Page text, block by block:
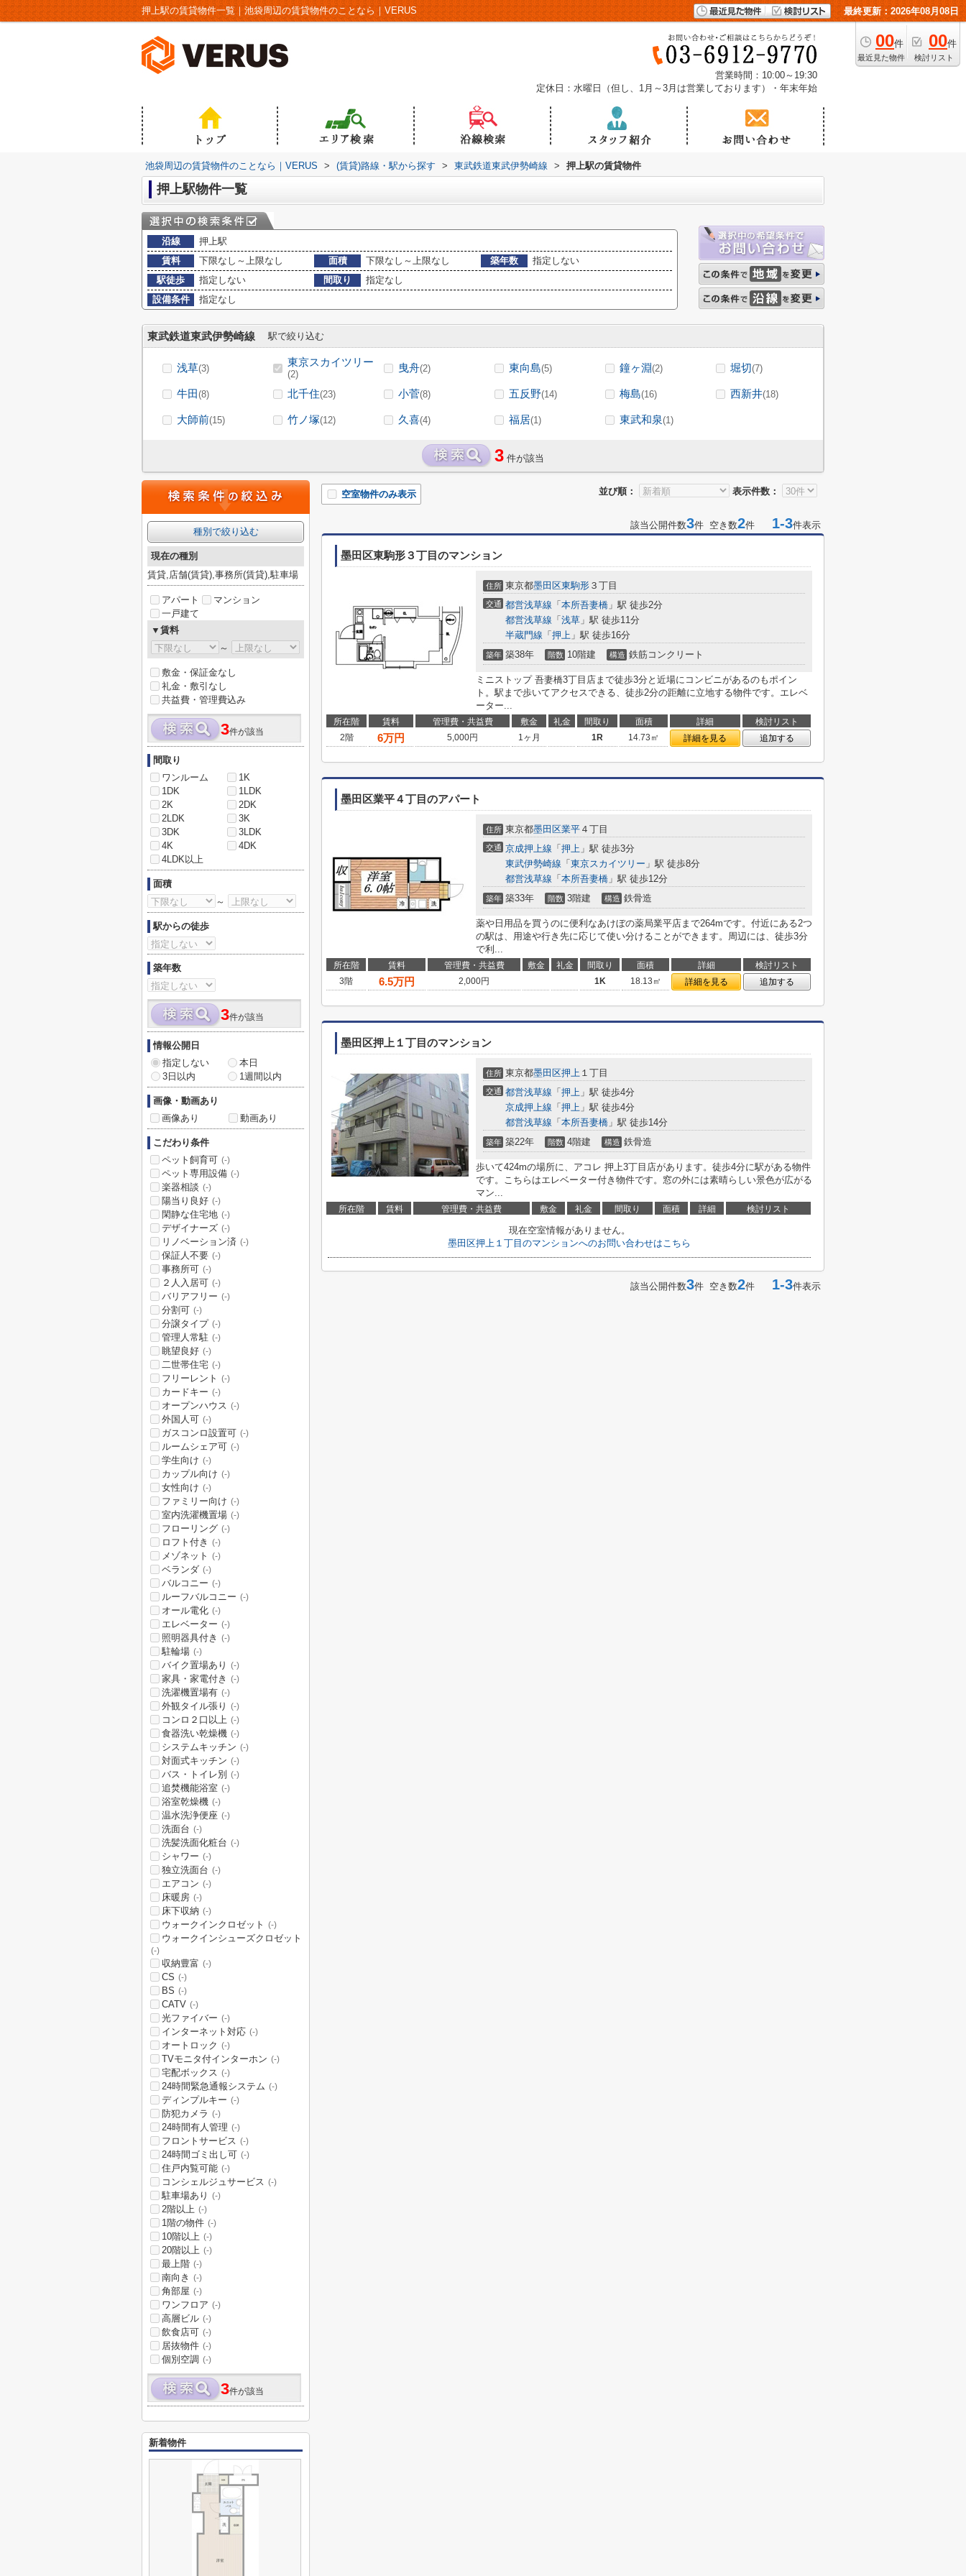
押上駅の賃貸物件一覧｜池袋周辺の賃貸物件のことなら｜VERUS 最終更新：2026年08月08日
00件
最近見た物件
00件
検討リスト
営業時間：10:00～19:30
定休日：水曜日（但し、1月～3月は営業しております）・年末年始
池袋周辺の賃貸物件のことなら｜VERUS > (賃貸)路線・駅から探す > 東武鉄道東武伊勢崎線 > 押上駅の賃貸物件
押上駅物件一覧
沿線
押上駅
賃料
下限なし～上限なし 面積 下限なし～上限なし 築年数
指定しない
駅徒歩
指定しない 間取り
指定なし
設備条件
指定なし
東武鉄道東武伊勢崎線 駅で絞り込む
浅草(3)
東京スカイツリー
(2)
曳舟(2) 東向島(5) 鐘ヶ淵(2) 堀切(7)
牛田(8) 北千住(23) 小菅(8) 五反野(14) 梅島(16) 西新井(18)
大師前(15) 竹ノ塚(12) 久喜(4) 福居(1) 東武和泉(1)
3 件が該当
並び順： 表示件数：
空室物件のみ表示
該当公開件数3件 空き数2件 1-3件表示
墨田区東駒形３丁目のマンション
住所 東京都墨田区東駒形 ３丁目
交通 都営浅草線 「 本所吾妻橋 」駅 徒歩2分
都営浅草線 「 浅草 」駅 徒歩11分
半蔵門線 「 押上 」駅 徒歩16分
築年 築38年 階数 10階建 構造 鉄筋コンクリート
ミニストップ 吾妻橋3丁目店まで徒歩3分と近場にコンビニがあるのもポイン
ト。駅まで歩いてアクセスできる、徒歩2分の距離に立地する物件です。エレベ
ーター...
所在階 賃料 管理費・共益費 敷金 礼金 間取り 面積 詳細
検討リスト
2階
6万円 5,000円 1ヶ月 1R 14.73㎡ 詳細を見る 追加する
墨田区業平４丁目のアパート
住所 東京都墨田区業平 ４丁目
交通 京成押上線 「 押上 」駅 徒歩3分
東武伊勢崎線 「 東京スカイツリー 」駅 徒歩8分
都営浅草線 「 本所吾妻橋 」駅 徒歩12分
築年 築33年 階数 3階建 構造 鉄骨造
薬や日用品を買うのに便利なあけぼの薬局業平店まで264mです。付近にある2つ
の駅は、用途や行き先に応じて使い分けることができます。周辺には、徒歩3分
で利...
所在階 賃料 管理費・共益費 敷金 礼金 間取り 面積 詳細
検討リスト
3階
6.5万円 2,000円 1K 18.13㎡ 詳細を見る 追加する
墨田区押上１丁目のマンション
住所 東京都墨田区押上 １丁目
交通 都営浅草線 「 押上 」駅 徒歩4分
京成押上線 「 押上 」駅 徒歩4分
都営浅草線 「 本所吾妻橋 」駅 徒歩14分
築年 築22年 階数 4階建 構造 鉄骨造
歩いて424mの場所に、アコレ 押上3丁目店があります。徒歩4分に駅がある物件
です。こちらはエレベーター付き物件です。窓の外には素晴らしい景色が広がる
マン...
所在階 賃料 管理費・共益費 敷金 礼金 間取り 面積 詳細 検討リスト
現在空室情報がありません。
墨田区押上１丁目のマンションへのお問い合わせはこちら
該当公開件数3件 空き数2件 1-3件表示
種別で絞り込む
現在の種別
賃貸,店舗(賃貸),事務所(賃貸),駐車場
アパート
マンション
一戸建て
▼賃料
～
敷金・保証金なし
礼金・敷引なし
共益費・管理費込み
3件が該当
間取り
ワンルーム
1K
1DK
1LDK
2K
2DK
2LDK
3K
3DK
3LDK
4K
4DK
4LDK以上
面積
～
駅からの徒歩
築年数
3件が該当
情報公開日
指定しない
本日
3日以内
1週間以内
画像・動画あり
画像あり
動画あり
こだわり条件
ペット飼育可 (-)
ペット専用設備 (-)
楽器相談 (-)
陽当り良好 (-)
閑静な住宅地 (-)
デザイナーズ (-)
リノベーション済 (-)
保証人不要 (-)
事務所可 (-)
２人入居可 (-)
バリアフリー (-)
分割可 (-)
分譲タイプ (-)
管理人常駐 (-)
眺望良好 (-)
二世帯住宅 (-)
フリーレント (-)
カードキー (-)
オープンハウス (-)
外国人可 (-)
ガスコンロ設置可 (-)
ルームシェア可 (-)
学生向け (-)
カップル向け (-)
女性向け (-)
ファミリー向け (-)
室内洗濯機置場 (-)
フローリング (-)
ロフト付き (-)
メゾネット (-)
ベランダ (-)
バルコニー (-)
ルーフバルコニー (-)
オール電化 (-)
エレベーター (-)
照明器具付き (-)
駐輪場 (-)
バイク置場あり (-)
家具・家電付き (-)
洗濯機置場有 (-)
外観タイル張り (-)
コンロ２口以上 (-)
食器洗い乾燥機 (-)
システムキッチン (-)
対面式キッチン (-)
バス・トイレ別 (-)
追焚機能浴室 (-)
浴室乾燥機 (-)
温水洗浄便座 (-)
洗面台 (-)
洗髪洗面化粧台 (-)
シャワー (-)
独立洗面台 (-)
エアコン (-)
床暖房 (-)
床下収納 (-)
ウォークインクロゼット (-)
ウォークインシューズクロゼット
(-)
収納豊富 (-)
CS (-)
BS (-)
CATV (-)
光ファイバー (-)
インターネット対応 (-)
オートロック (-)
TVモニタ付インターホン (-)
宅配ボックス (-)
24時間緊急通報システム (-)
ディンプルキー (-)
防犯カメラ (-)
24時間有人管理 (-)
フロントサービス (-)
24時間ゴミ出し可 (-)
住戸内覧可能 (-)
コンシェルジュサービス (-)
駐車場あり (-)
2階以上 (-)
1階の物件 (-)
10階以上 (-)
20階以上 (-)
最上階 (-)
南向き (-)
角部屋 (-)
ワンフロア (-)
高層ビル (-)
飲食店可 (-)
居抜物件 (-)
個別空調 (-)
3件が該当
新着物件